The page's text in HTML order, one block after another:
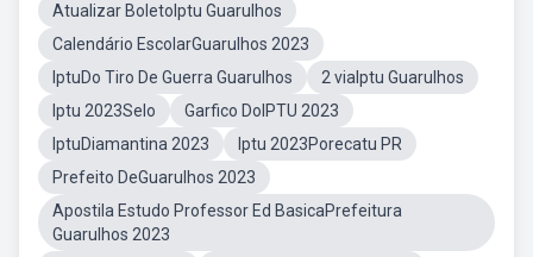
Atualizar BoletoIptu Guarulhos
Calendário EscolarGuarulhos 2023
IptuDo Tiro De Guerra Guarulhos
2 viaIptu Guarulhos
Iptu 2023Selo
Garfico DoIPTU 2023
IptuDiamantina 2023
Iptu 2023Porecatu PR
Prefeito DeGuarulhos 2023
Apostila Estudo Professor Ed BasicaPrefeitura
Guarulhos 2023